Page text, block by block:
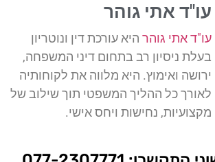
עו"ד אתי גוהר
עו"ד אתי גוהר היא עורכת דין ונוטריון
בעלת ניסיון רב בתחום דיני המשפחה,
ירושה ואימוץ. היא מלווה את לקוחותיה
לאורך כל ההליך המשפטי תוך שילוב של
מקצועיות, נחישות ויחס אישי.